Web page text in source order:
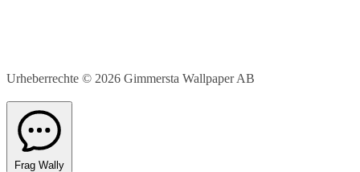
Urheberrechte © 2026 Gimmersta Wallpaper AB
Frag Wally